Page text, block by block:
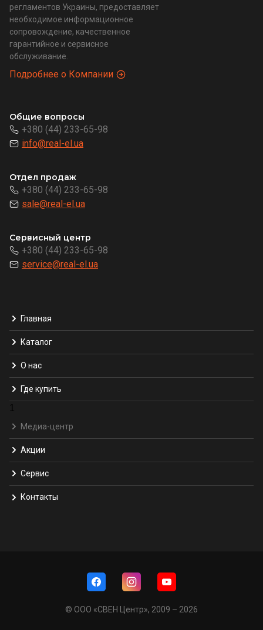
регламентов Украины, предоставляет
необходимое информационное
сопровождение, качественное
гарантийное и сервисное
обслуживание.
Подробнее о Компании
Общие вопросы
+380 (44) 233-65-98
info@real-el.ua
Отдел продаж
+380 (44) 233-65-98
sale@real-el.ua
Сервисный центр
+380 (44) 233-65-98
service@real-el.ua
Главная
Каталог
О нас
Где купить
1
Медиа-центр
Акции
Сервис
Контакты
© ООО «СВЕН Центр», 2009 – 2026